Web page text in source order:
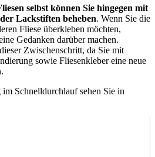
selbst können Sie hingegen mit
Lackstiften beheben. Wenn Sie die
Fliese überkleben möchten,
Gedanken darüber machen.
Zwischenschritt, da Sie mit
sowie Fliesenkleber eine neue
Schnelldurchlauf sehen Sie in